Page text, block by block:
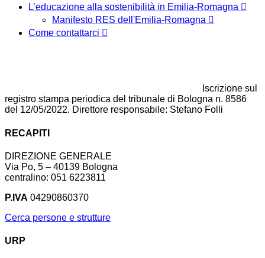
L’educazione alla sostenibilità in Emilia-Romagna
Manifesto RES dell'Emilia-Romagna
Come contattarci
Iscrizione sul
registro stampa periodica del tribunale di Bologna n. 8586
del 12/05/2022. Direttore responsabile: Stefano Folli
RECAPITI
DIREZIONE GENERALE
Via Po, 5 – 40139 Bologna
centralino: 051 6223811
P.IVA 04290860370
Cerca persone e strutture
URP